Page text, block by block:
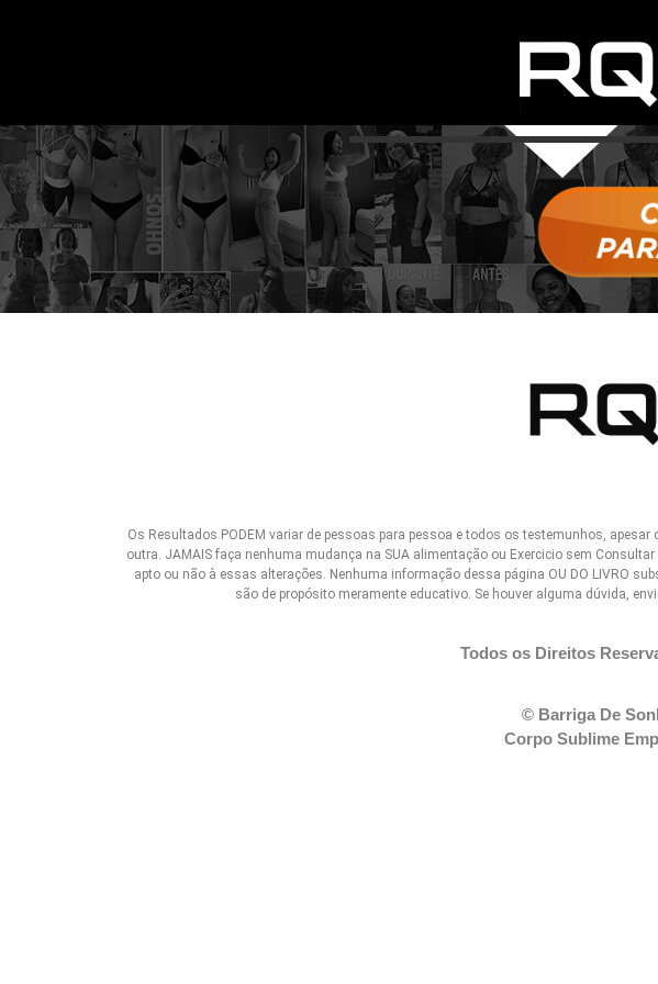
Os Resultados PODEM variar de pessoas para pessoa e todos os testemunhos,
outra. JAMAIS faça nenhuma mudança na SUA alimentação ou Exercicio sem
apto ou não à essas alterações. Nenhuma informação dessa página OU DO LIVRO
são de propósito meramente educativo. Se houver alguma dúvida,
Todos os Direitos
© Barriga De
Corpo Sublime